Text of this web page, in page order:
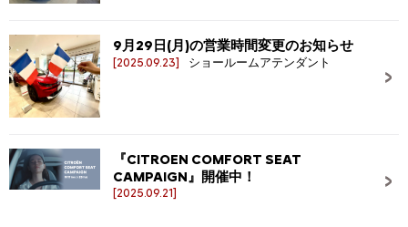
9月29日(月)の営業時間変更のお知らせ
[2025.09.23] ショールームアテンダント
『CITROEN COMFORT SEAT
CAMPAIGN』開催中！
[2025.09.21]